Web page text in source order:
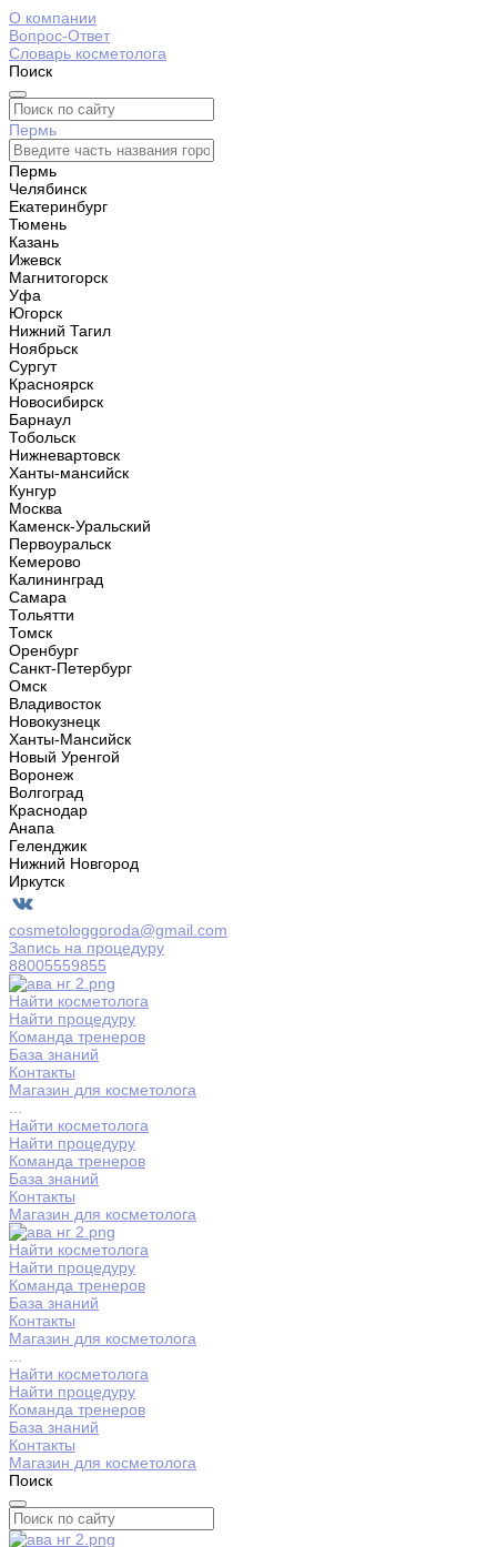
О компании
Вопрос-Ответ
Словарь косметолога
Поиск
Пермь
Пермь
Челябинск
Екатеринбург
Тюмень
Казань
Ижевск
Магнитогорск
Уфа
Югорск
Нижний Тагил
Ноябрьск
Сургут
Красноярск
Новосибирск
Барнаул
Тобольск
Нижневартовск
Ханты-мансийск
Кунгур
Москва
Каменск-Уральский
Первоуральск
Кемерово
Калининград
Самара
Тольятти
Томск
Оренбург
Санкт-Петербург
Омск
Владивосток
Новокузнецк
Ханты-Мансийск
Новый Уренгой
Воронеж
Волгоград
Краснодар
Анапа
Геленджик
Нижний Новгород
Иркутск
cosmetologgoroda@gmail.com
Запись на процедуру
88005559855
Найти косметолога
Найти процедуру
Команда тренеров
База знаний
Контакты
Магазин для косметолога
Найти косметолога
Найти процедуру
Команда тренеров
База знаний
Контакты
Магазин для косметолога
Найти косметолога
Найти процедуру
Команда тренеров
База знаний
Контакты
Магазин для косметолога
Найти косметолога
Найти процедуру
Команда тренеров
База знаний
Контакты
Магазин для косметолога
Поиск